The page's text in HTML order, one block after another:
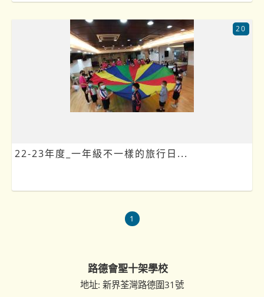
22-23年度_一年級不一樣的旅行日...
20
1
路德會聖十架學校
地址: 新界荃灣路德圍31號